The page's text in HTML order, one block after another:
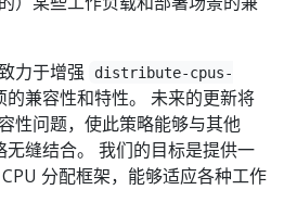
力于增强
distribute-cpus-
的兼容性和特性。 未来的更新将
性问题，使此策略能够与其他
缝结合。 我们的目标是提供一
分配框架，能够适应各种工作